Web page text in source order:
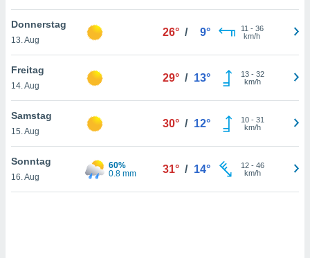
der
Sie
In
werden
Donnerstag
13. Aug
26° / 9° 11 - 36
km/h
Freitag
14. Aug
29° / 13° 13- 32
km/h
Samstag
15. Aug
30° / 12° 10- 31
km/h
Sonntag
16. Aug
60%
0.8 mm
31° / 14° 12- 46
km/h